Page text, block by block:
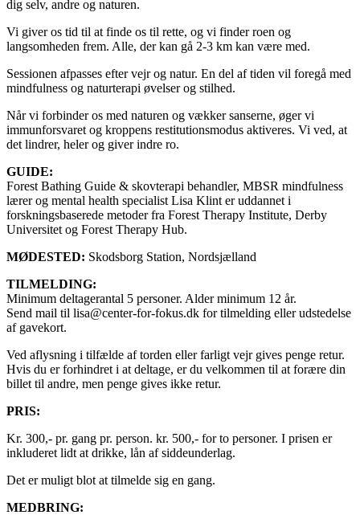
dig selv, andre og naturen.
Vi giver os tid til at finde os til rette, og vi finder roen og
langsomheden frem. Alle, der kan gå 2-3 km kan være med.
Sessionen afpasses efter vejr og natur. En del af tiden vil foregå med
mindfulness og naturterapi øvelser og stilhed.
Når vi forbinder os med naturen og vækker sanserne, øger vi
immunforsvaret og kroppens restitutionsmodus aktiveres. Vi ved, at
det lindrer, heler og giver indre ro.
GUIDE:
Forest Bathing Guide & skovterapi behandler, MBSR mindfulness
lærer og mental health specialist Lisa Klint er uddannet i
forskningsbaserede metoder fra Forest Therapy Institute, Derby
Universitet og Forest Therapy Hub.
MØDESTED: Skodsborg Station, Nordsjælland
TILMELDING:
Minimum deltagerantal 5 personer. Alder minimum 12 år.
Send mail til lisa@center-for-fokus.dk for tilmelding eller udstedelse
af gavekort.
Ved aflysning i tilfælde af torden eller farligt vejr gives penge retur.
Hvis du er forhindret i at deltage, er du velkommen til at forære din
billet til andre, men penge gives ikke retur.
PRIS:
Kr. 300,- pr. gang pr. person. kr. 500,- for to personer. I prisen er
inkluderet lidt at drikke, lån af siddeunderlag.
Det er muligt blot at tilmelde sig en gang.
MEDBRING: